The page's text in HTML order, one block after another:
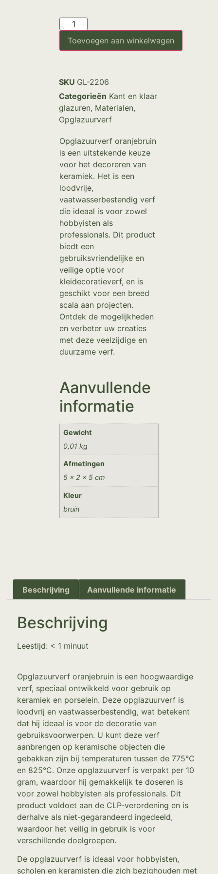
Toevoegen aan winkelwagen
SKU GL-2206
Categorieën Kant en klaar
glazuren, Materialen,
Opglazuurverf
Opglazuurverf oranjebruin
is een uitstekende keuze
voor het decoreren van
keramiek. Het is een
loodvrije,
vaatwasserbestendig verf
die ideaal is voor zowel
hobbyisten als
professionals. Dit product
biedt een
gebruiksvriendelijke en
veilige optie voor
kleidecoratieverf, en is
geschikt voor een breed
scala aan projecten.
Ontdek de mogelijkheden
en verbeter uw creaties
met deze veelzijdige en
duurzame verf.
Aanvullende
informatie
Gewicht
0,01 kg
Afmetingen
5 × 2 × 5 cm
Kleur
bruin
Beschrijving Aanvullende informatie
Beschrijving
Leestijd: < 1 minuut
Opglazuurverf oranjebruin is een hoogwaardige
verf, speciaal ontwikkeld voor gebruik op
keramiek en porselein. Deze opglazuurverf is
loodvrij en vaatwasserbestendig, wat betekent
dat hij ideaal is voor de decoratie van
gebruiksvoorwerpen. U kunt deze verf
aanbrengen op keramische objecten die
gebakken zijn bij temperaturen tussen de 775°C
en 825°C. Onze opglazuurverf is verpakt per 10
gram, waardoor hij gemakkelijk te doseren is
voor zowel hobbyisten als professionals. Dit
product voldoet aan de CLP-verordening en is
derhalve als niet-gegarandeerd ingedeeld,
waardoor het veilig in gebruik is voor
verschillende doelgroepen.
De opglazuurverf is ideaal voor hobbyisten,
scholen en keramisten die zich bezighouden met